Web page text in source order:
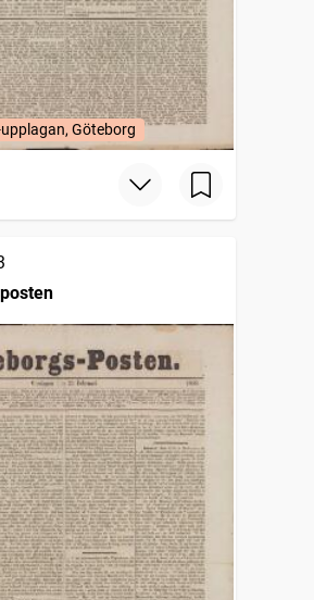
Göteborg